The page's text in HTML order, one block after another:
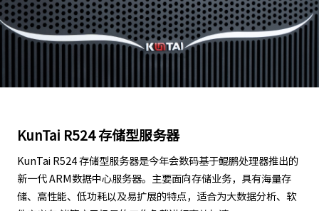
KunTai R524 存储型服务器
KunTai R524 存储型服务器是今年会数码基于鲲鹏处理器推出的
新一代 ARM数据中心服务器。主要面向存储业务，具有海量存
储、高性能、低功耗以及易扩展的特点，适合为大数据分析、软